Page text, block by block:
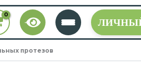
протезов